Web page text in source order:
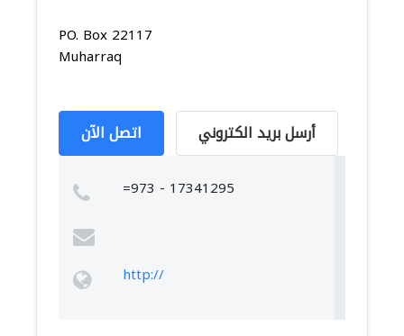
PO. Box 22117
Muharraq
اتصل الآن أرسل بريد الكتروني
=973 - 17341295
http://